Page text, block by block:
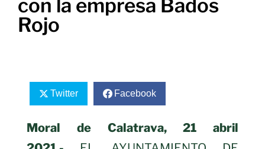
con la empresa Bados
Rojo
Twitter Facebook
Moral de Calatrava, 21 abril